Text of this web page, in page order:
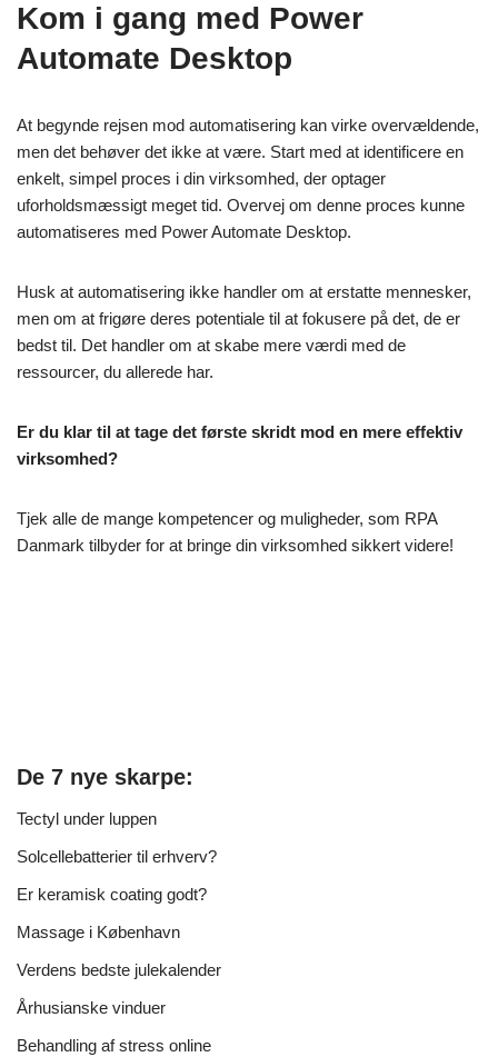
Kom i gang med Power
Automate Desktop
At begynde rejsen mod automatisering kan virke overvældende,
men det behøver det ikke at være. Start med at identificere en
enkelt, simpel proces i din virksomhed, der optager
uforholdsmæssigt meget tid. Overvej om denne proces kunne
automatiseres med Power Automate Desktop.
Husk at automatisering ikke handler om at erstatte mennesker,
men om at frigøre deres potentiale til at fokusere på det, de er
bedst til. Det handler om at skabe mere værdi med de
ressourcer, du allerede har.
Er du klar til at tage det første skridt mod en mere effektiv
virksomhed?
Tjek alle de mange kompetencer og muligheder, som RPA
Danmark tilbyder for at bringe din virksomhed sikkert videre!
De 7 nye skarpe:
Tectyl under luppen
Solcellebatterier til erhverv?
Er keramisk coating godt?
Massage i København
Verdens bedste julekalender
Århusianske vinduer
Behandling af stress online